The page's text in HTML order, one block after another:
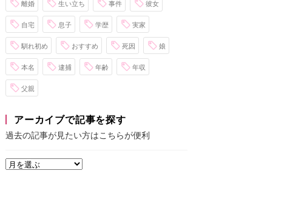
離婚 生い立ち 事件 彼女
自宅 息子 学歴 実家
馴れ初め おすすめ 死因 娘
本名 逮捕 年齢 年収
父親
アーカイブで記事を探す
過去の記事が見たい方はこちらが便利